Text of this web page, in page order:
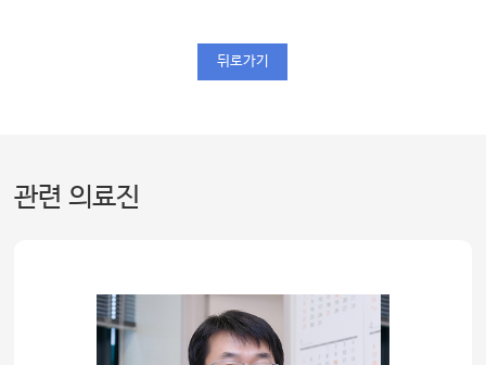
뒤로가기
관련 의료진